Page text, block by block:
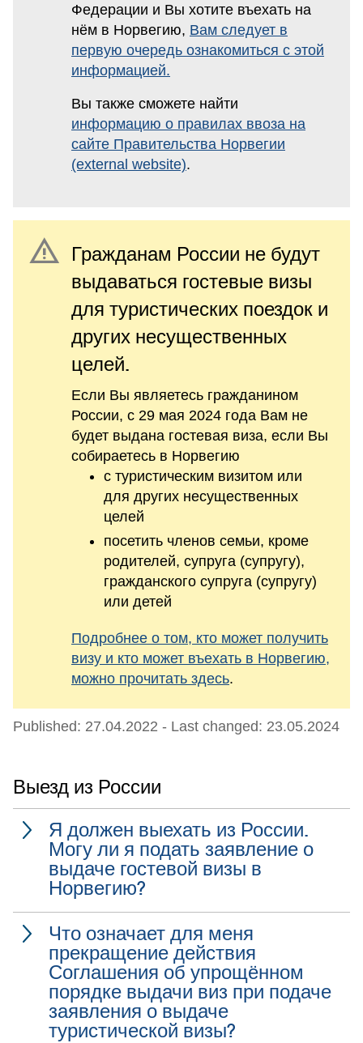
Федерации и Вы хотите въехать на
нём в Норвегию, Вам следует в
первую очередь ознакомиться с этой
информацией.
Вы также сможете найти
информацию о правилах ввоза на
сайте Правительства Норвегии
(external website).
warning Гражданам России не будут
выдаваться гостевые визы
для туристических поездок и
других несущественных
целей.
Eсли Вы являетесь гражданином
России, с 29 мая 2024 года Вам не
будет выдана гостевая виза, если Вы
собираетесь в Норвегию
с туристическим визитом или
для других несущественных
целей
посетить членов семьи, кроме
родителей, супруга (супругу),
гражданского супруга (супругу)
или детей
Подробнее о том, кто может получить
визу и кто может въехать в Норвегию,
можно прочитать здесь.
Published: 27.04.2022 - Last changed: 23.05.2024
Выезд из России
Я должен выехать из России.
Могу ли я подать заявление о
выдаче гостевой визы в
Норвегию?
Что означает для меня
прекращение действия
Соглашения об упрощённом
порядке выдачи виз при подаче
заявления о выдаче
туристической визы?